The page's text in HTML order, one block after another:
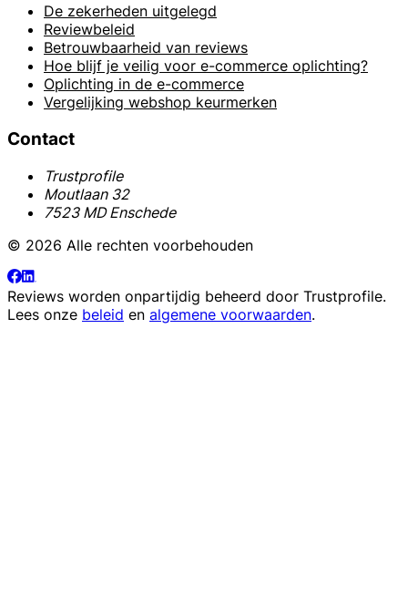
De zekerheden uitgelegd
Reviewbeleid
Betrouwbaarheid van reviews
Hoe blijf je veilig voor e-commerce oplichting?
Oplichting in de e-commerce
Vergelijking webshop keurmerken
Contact
Trustprofile
Moutlaan 32
7523 MD Enschede
© 2026 Alle rechten voorbehouden
Reviews worden onpartijdig beheerd door Trustprofile.
Lees onze beleid en algemene voorwaarden.